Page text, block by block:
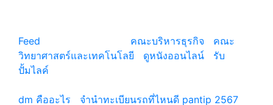
Feed
คณะบริหารธุรกิจ
คณะ
วิทยาศาสตร์และเทคโนโลยี
ดูหนังออนไลน์
รับ
ปั้มไลค์
dm คืออะไร
จํานําทะเบียนรถที่ไหนดี pantip 2567